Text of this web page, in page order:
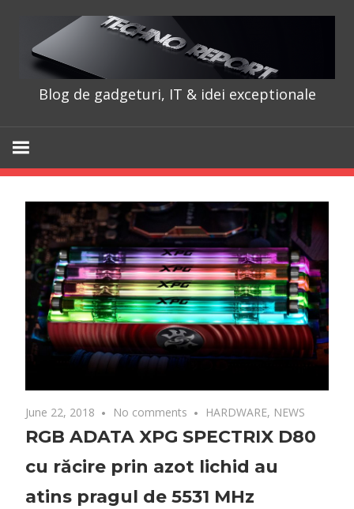
content
Blog de gadgeturi, IT & idei exceptionale
June 22, 2018 No comments HARDWARE, NEWS
RGB ADATA XPG SPECTRIX D80
cu răcire prin azot lichid au
atins pragul de 5531 MHz